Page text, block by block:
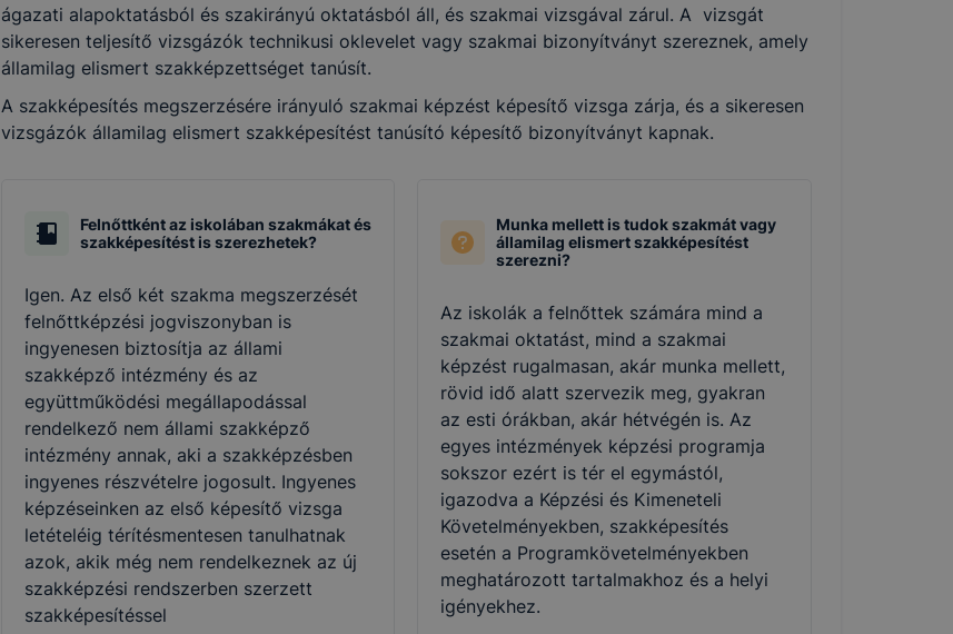
ágazati alapoktatásból és szakirányú oktatásból áll, és szakmai vizsgával zárul. A vizsgát
sikeresen teljesítő vizsgázók technikusi oklevelet vagy szakmai bizonyítványt szereznek, amely
államilag elismert szakképzettséget tanúsít.
A szakképesítés megszerzésére irányuló szakmai képzést képesítő vizsga zárja, és a sikeresen
vizsgázók államilag elismert szakképesítést tanúsító képesítő bizonyítványt kapnak.
Felnőttként az iskolában szakmákat és
szakképesítést is szerezhetek?
Igen. Az első két szakma megszerzését
felnőttképzési jogviszonyban is
ingyenesen biztosítja az állami
szakképző intézmény és az
együttműködési megállapodással
rendelkező nem állami szakképző
intézmény annak, aki a szakképzésben
ingyenes részvételre jogosult. Ingyenes
képzéseinken az első képesítő vizsga
letételéig térítésmentesen tanulhatnak
azok, akik még nem rendelkeznek az új
szakképzési rendszerben szerzett
szakképesítéssel
Munka mellett is tudok szakmát vagy
államilag elismert szakképesítést
szerezni?
Az iskolák a felnőttek számára mind a
szakmai oktatást, mind a szakmai
képzést rugalmasan, akár munka mellett,
rövid idő alatt szervezik meg, gyakran
az esti órákban, akár hétvégén is. Az
egyes intézmények képzési programja
sokszor ezért is tér el egymástól,
igazodva a Képzési és Kimeneteli
Követelményekben, szakképesítés
esetén a Programkövetelményekben
meghatározott tartalmakhoz és a helyi
igényekhez.